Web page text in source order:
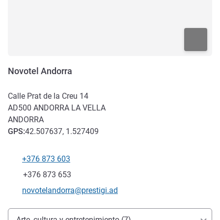
Novotel Andorra
Calle Prat de la Creu 14
AD500 ANDORRA LA VELLA
ANDORRA
GPS:42.507637, 1.527409
Teléfono
+376 873 603
Fax
+376 873 653
Correo electrónico de contacto
novotelandorra@prestigi.ad
Acceso y transporte